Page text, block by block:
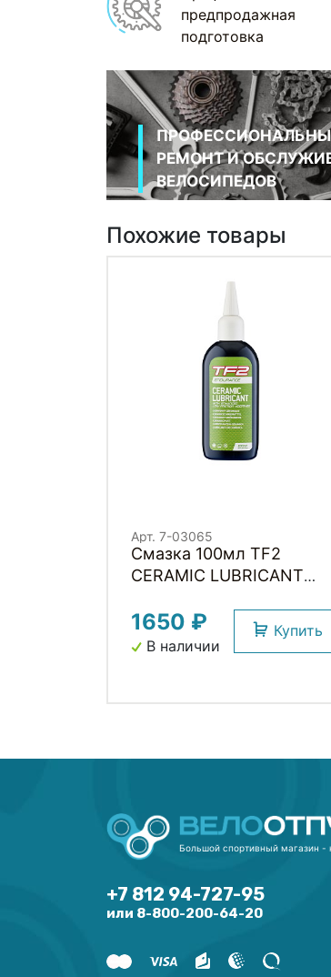
предпродажная
подготовка
РЕМОНТ И
ВЕЛОСИПЕДОВ
Похожие товары
Арт. 7-03065
Смазка 100мл TF2
CERAMIC LUBRICANT
1650 ₽
В наличии
Купить
Большой спортивный магазин -
+7 812 94-727-95
или 8-800-200-64-20